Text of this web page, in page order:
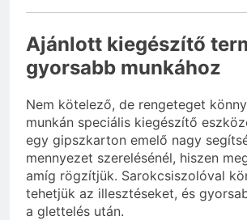
Ajánlott kiegészítő
gyorsabb munkához
Nem kötelező, de rengeteget
munkán speciális kiegészítő
egy gipszkarton emelő nagy
mennyezet szerelésénél, hiszen
amíg rögzítjük. Sarokcsiszolóval
tehetjük az illesztéseket, és
a glettelés után.